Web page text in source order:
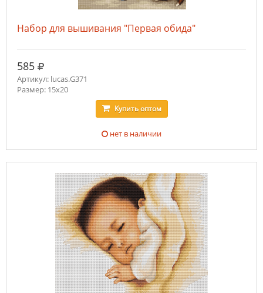
Набор для вышивания "Первая обида"
585 руб.
Артикул: lucas.G371
Размер: 15x20
Купитьоптом
нет в наличии